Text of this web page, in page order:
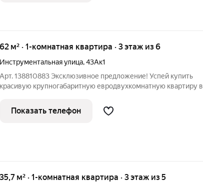
62 м² · 1-комнатная квартира · 3 этаж из 6
Инструментальная улица,43Ак1
Арт. 138810883 Эксклюзивное предложение! Успей купить
красивую крупногабаритную евродвухкомнатную квартиру в
жилого комплекса: Закрытая территория: Обеспечивает
безопасность и спокойствие
Показать телефон
35,7 м² · 1-комнатная квартира · 3 этаж из 5